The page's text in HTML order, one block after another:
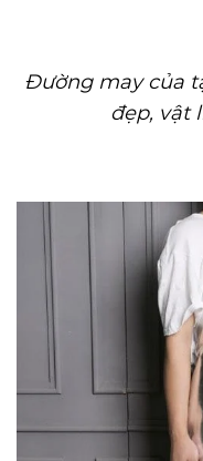
Đường may của
đẹp, vật